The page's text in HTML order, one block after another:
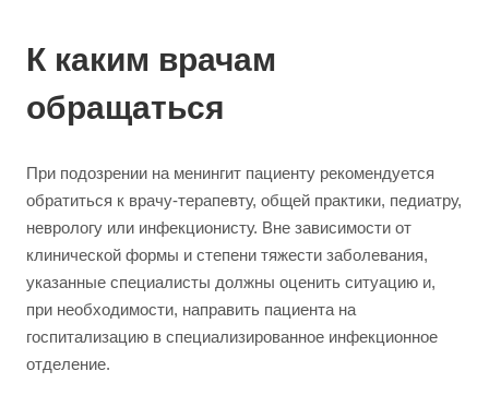
К каким врачам
обращаться
При подозрении на менингит пациенту рекомендуется
обратиться к врачу-терапевту, общей практики, педиатру,
неврологу или инфекционисту. Вне зависимости от
клинической формы и степени тяжести заболевания,
указанные специалисты должны оценить ситуацию и,
при необходимости, направить пациента на
госпитализацию в специализированное инфекционное
отделение.